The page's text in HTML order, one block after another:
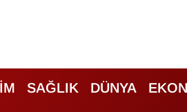
SAĞLIK DÜNYA